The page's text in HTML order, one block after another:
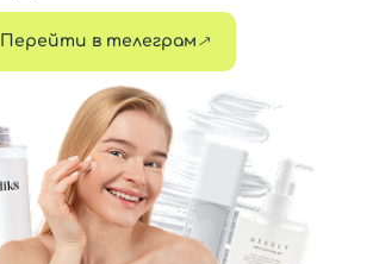
Перейти в телеграм